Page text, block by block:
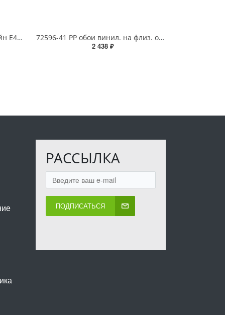
Ковер GARDEN SISAL 1*2 дизайн E4181 BLACK/CREAM
72596-41 PP обои винил. на флиз. основе 1,06*10м Мелодия
2 438 ₽
РАССЫЛКА
ПОДПИСАТЬСЯ